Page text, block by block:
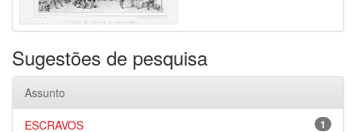
Sugestões de pesquisa
Assunto
1
ESCRAVOS